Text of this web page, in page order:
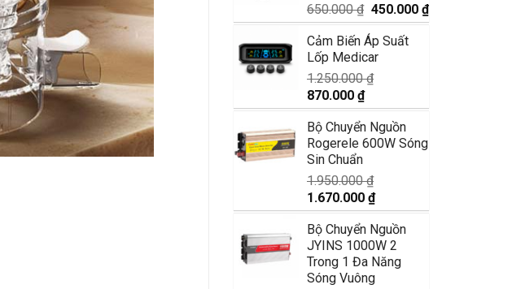
650.000₫ Giá
gốc
là:
650.000 ₫.
450.000 ₫Giá
hiện
Cảm Biến Áp Suất
Lốp Medicar
1.250.000₫
Giá
gốc
là:
1.250.000 ₫.
870.000 ₫Giá
hiện
tại
là:
Bộ Chuyển Nguồn
Rogerele 600W Sóng
Sin Chuẩn
1.950.000₫
Giá
gốc
là:
1.950.000 ₫.
1.670.000 ₫Giá
hiện
tại
là:
1.670.000 ₫.
Bộ Chuyển Nguồn
JYINS 1000W 2
Trong 1 Đa Năng
Sóng Vuông